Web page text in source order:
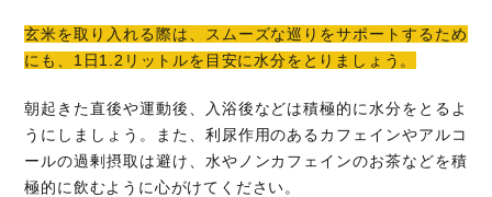
玄米を取り入れる際は、スムーズな巡りをサポートするため
にも、1日1.2リットルを目安に水分をとりましょう。
朝起きた直後や運動後、入浴後などは積極的に水分をとるよ
うにしましょう。また、利尿作用のあるカフェインやアルコ
ールの過剰摂取は避け、水やノンカフェインのお茶などを積
極的に飲むように心がけてください。